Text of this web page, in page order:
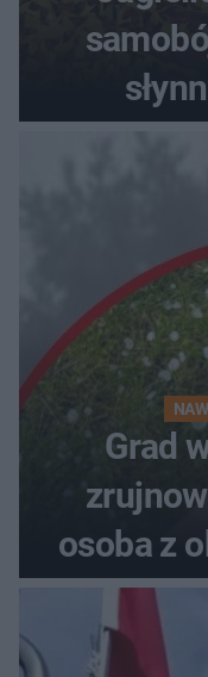
Grad
osoba z